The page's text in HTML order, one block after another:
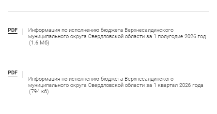
PDF
Информация по исполнению бюджета Верхнесалдинского
муниципального округа Свердловской области за 1 полугодие 2026 год
(1.6 Мб)
PDF
Информация по исполнению бюджета Верхнесалдинского
муниципального округа Свердловской области за 1 квартал 2026 года
(794 кб)